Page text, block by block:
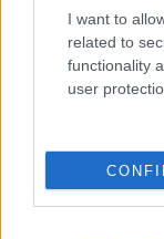
I want to
related to
functionality
user
Forrás: Just Creative
gábor